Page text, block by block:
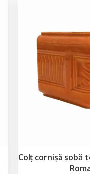
Colț cornișă sobă